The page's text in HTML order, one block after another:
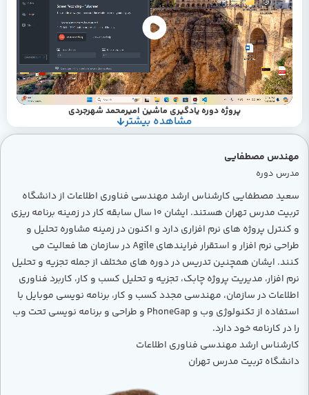
پروژه دوره یادگیری ماشین امیرمحمد شهرجردی
مشاهده بیشتر
مهندس مصطفایی
مدرس دوره
سعید مصطفایی کارشناس ارشد مهندسی فناوری اطلاعات از دانشگاه
تربیت مدرس تهران هستند. ایشان ۱۰ سال سابقه کار در زمینه برنامه ریزی
و کنترل پروژه های نرم افزاری دارد و اکنون در زمینه مشاوره تحلیل و
طراحی نرم افزار و استقرار فرایندهای Agile در سازمان ها فعالیت می
کنند. ایشان همچنین تدریس در دوره های مختلف از جمله تجزیه و تحلیل
نرم افزار، مدیریت پروژه چابک، تجزیه و تحلیل کسب و کار، کاربرد فناوری
اطلاعات در سازمان، مهندسی مجدد کسب و کار، برنامه نویسی موبایل با
استفاده از تکنولوژی وب و PhoneGap و طراحی و برنامه نویسی تحت وب
را در کارنامه خود دارد.
کارشناس ارشد مهندسی فناوری اطلاعات
دانشگاه تربیت مدرس تهران